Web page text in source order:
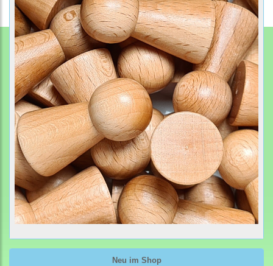
Neu im Shop